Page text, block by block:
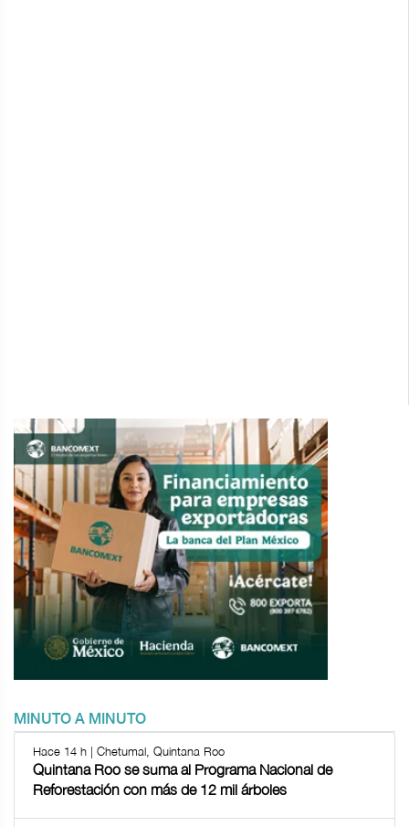
MINUTO A MINUTO
Hace 14 h | Chetumal, Quintana Roo
Quintana Roo se suma al Programa Nacional de
Reforestación con más de 12 mil árboles